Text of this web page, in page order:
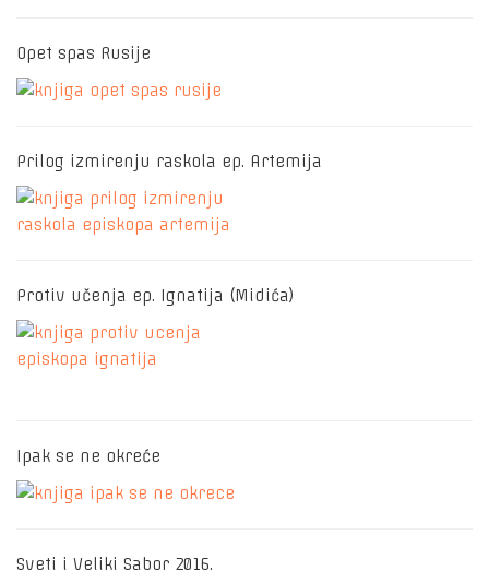
Opet spas Rusije
Prilog izmirenju raskola ep. Artemija
Protiv učenja ep. Ignatija (Midića)
Ipak se ne okreće
Sveti i Veliki Sabor 2016.